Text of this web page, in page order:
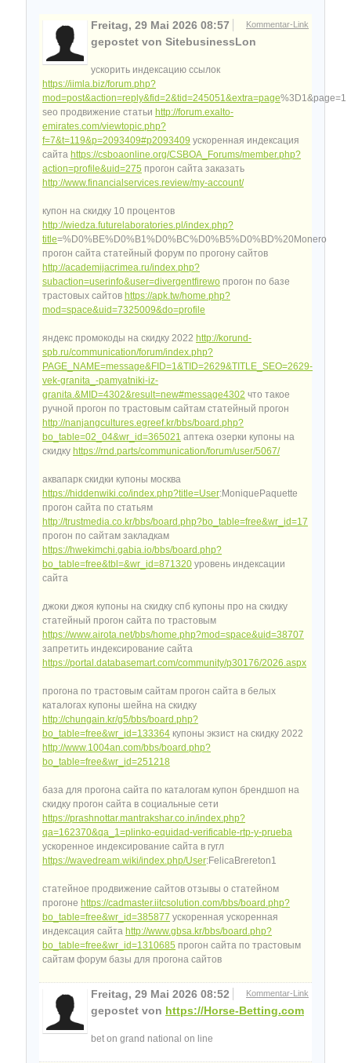
Kommentar-Link
Freitag, 29 Mai 2026 08:57
gepostet von SitebusinessLon
ускорить индексацию ссылок
https://iimla.biz/forum.php?
mod=post&action=reply&fid=2&tid=245051&extra=page%3D1&page=1
seo продвижение статьи http://forum.exalto-
emirates.com/viewtopic.php?
f=7&t=119&p=2093409#p2093409 ускоренная индексация
сайта https://csboaonline.org/CSBOA_Forums/member.php?
action=profile&uid=275 прогон сайта заказать
http://www.financialservices.review/my-account/
купон на скидку 10 процентов
http://wiedza.futurelaboratories.pl/index.php?
title=%D0%BE%D0%B1%D0%BC%D0%B5%D0%BD%20Monero
прогон сайта статейный форум по прогону сайтов
http://academijacrimea.ru/index.php?
subaction=userinfo&user=divergentfirewo прогон по базе
трастовых сайтов https://apk.tw/home.php?
mod=space&uid=7325009&do=profile
яндекс промокоды на скидку 2022 http://korund-
spb.ru/communication/forum/index.php?
PAGE_NAME=message&FID=1&TID=2629&TITLE_SEO=2629-
vek-granita_-pamyatniki-iz-
granita.&MID=4302&result=new#message4302 что такое
ручной прогон по трастовым сайтам статейный прогон
http://nanjangcultures.egreef.kr/bbs/board.php?
bo_table=02_04&wr_id=365021 аптека озерки купоны на
скидку https://rnd.parts/communication/forum/user/5067/
аквапарк скидки купоны москва
https://hiddenwiki.co/index.php?title=User:MoniquePaquette
прогон сайта по статьям
http://trustmedia.co.kr/bbs/board.php?bo_table=free&wr_id=17
прогон по сайтам закладкам
https://hwekimchi.gabia.io/bbs/board.php?
bo_table=free&tbl=&wr_id=871320 уровень индексации
сайта
джоки джоя купоны на скидку спб купоны про на скидку
статейный прогон сайта по трастовым
https://www.airota.net/bbs/home.php?mod=space&uid=38707
запретить индексирование сайта
https://portal.databasemart.com/community/p30176/2026.aspx
прогона по трастовым сайтам прогон сайта в белых
каталогах купоны шейна на скидку
http://chungain.kr/g5/bbs/board.php?
bo_table=free&wr_id=133364 купоны экзист на скидку 2022
http://www.1004an.com/bbs/board.php?
bo_table=free&wr_id=251218
база для прогона сайта по каталогам купон брендшоп на
скидку прогон сайта в социальные сети
https://prashnottar.mantrakshar.co.in/index.php?
qa=162370&qa_1=plinko-equidad-verificable-rtp-y-prueba
ускоренное индексирование сайта в гугл
https://wavedream.wiki/index.php/User:FelicaBrereton1
статейное продвижение сайтов отзывы о статейном
прогоне https://cadmaster.iitcsolution.com/bbs/board.php?
bo_table=free&wr_id=385877 ускоренная ускоренная
индексация сайта http://www.gbsa.kr/bbs/board.php?
bo_table=free&wr_id=1310685 прогон сайта по трастовым
сайтам форум базы для прогона сайтов
Kommentar-Link
Freitag, 29 Mai 2026 08:52
gepostet von https://Horse-Betting.com
bet on grand national on line​